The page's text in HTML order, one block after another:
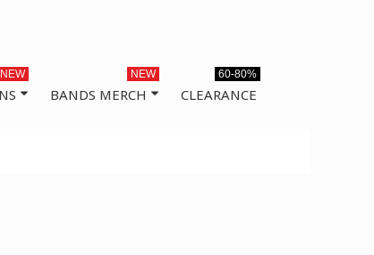
NEW
BANDS MERCH
NEW
CLEARANCE
60-80%